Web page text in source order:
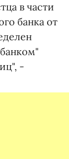
в части
банка от
-